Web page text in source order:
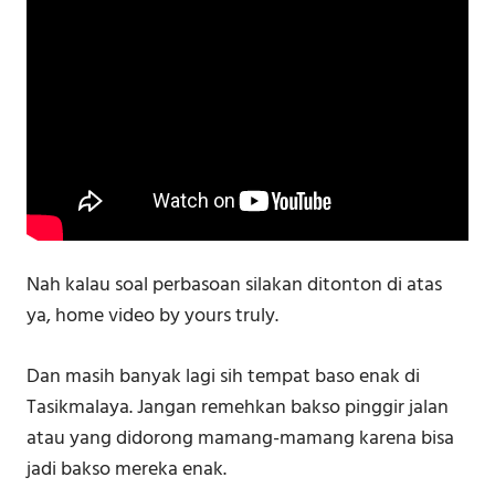
Nah kalau soal perbasoan silakan ditonton di atas
ya, home video by yours truly.
Dan masih banyak lagi sih tempat baso enak di
Tasikmalaya. Jangan remehkan bakso pinggir jalan
atau yang didorong mamang-mamang karena bisa
jadi bakso mereka enak.